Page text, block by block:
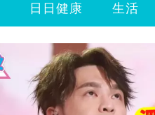
日日健康 生活